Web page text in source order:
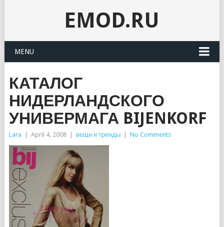
EMOD.RU
MENU
КАТАЛОГ
НИДЕРЛАНДСКОГО
УНИВЕРМАГА BIJENKORF
Lara April 4, 2008 вещи и тренды No Comments